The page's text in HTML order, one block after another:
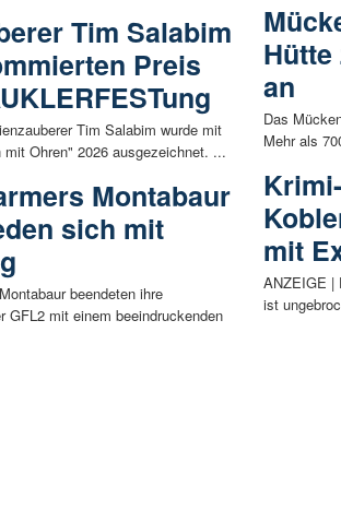
Tim Salabim
Preis
Tim Salabim wurde mit
Ohren" 2026 ausgezeichnet. ...
Montabaur
sich mit
beendeten ihre
GFL2 mit einem beeindruckenden
an
Das
Mehr als
mit
ANZEIGE |
ist